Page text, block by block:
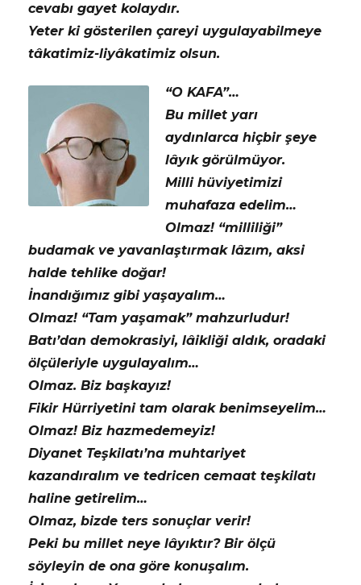
cevabı gayet kolaydır.
Yeter ki gösterilen çareyi uygulayabilmeye
tâkatimiz-liyâkatimiz olsun.
“O KAFA”…
Bu millet yarı
aydınlarca hiçbir şeye
lâyık görülmüyor.
Milli hüviyetimizi
muhafaza edelim…
Olmaz! “milliliği”
budamak ve yavanlaştırmak lâzım, aksi
halde tehlike doğar!
İnandığımız gibi yaşayalım…
Olmaz! “Tam yaşamak” mahzurludur!
Batı’dan demokrasiyi, lâikliği aldık, oradaki
ölçüleriyle uygulayalım…
Olmaz. Biz başkayız!
Fikir Hürriyetini tam olarak benimseyelim…
Olmaz! Biz hazmedemeyiz!
Diyanet Teşkilatı’na muhtariyet
kazandıralım ve tedricen cemaat teşkilatı
haline getirelim…
Olmaz, bizde ters sonuçlar verir!
Peki bu millet neye lâyıktır? Bir ölçü
söyleyin de ona göre konuşalım.